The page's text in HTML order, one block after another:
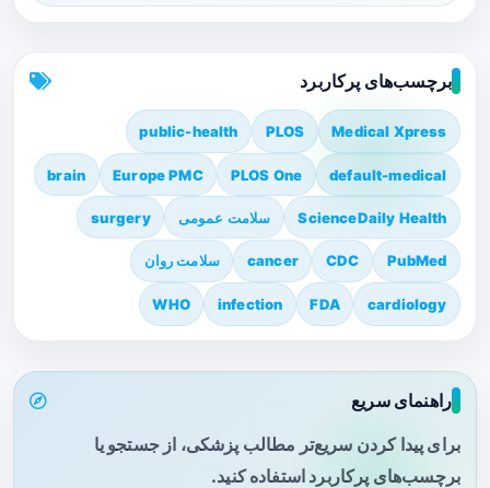
برچسب‌های پرکاربرد
Medical Xpress
PLOS
public-health
default-medical
PLOS One
Europe PMC
brain
ScienceDaily Health سلامت عمومی surgery
PubMed
CDC
cancer سلامت روان
cardiology
FDA
infection
WHO
راهنمای سریع
برای پیدا کردن سریع‌تر مطالب پزشکی، از جستجو یا
برچسب‌های پرکاربرد استفاده کنید.